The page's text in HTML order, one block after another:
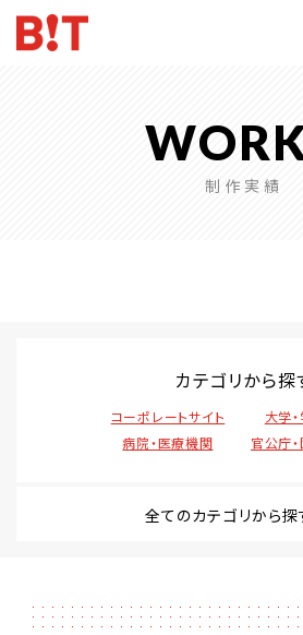
制作実績
カテゴリから探
コーポレートサイト
大学
病院・医療機関
官公庁
全てのカテゴリから探